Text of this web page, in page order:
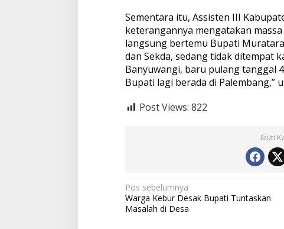
Sementara itu, Assisten III
keterangannya mengatakan
langsung bertemu Bupati
dan Sekda, sedang tidak ditempat
Banyuwangi, baru pulang tanggal
Bupati lagi berada di Palembang,”
Post Views: 822
Ikuti
N
a
Pos sebelumnya
Warga Kebur Desak Bupati Tuntaskan
Masalah di Desa